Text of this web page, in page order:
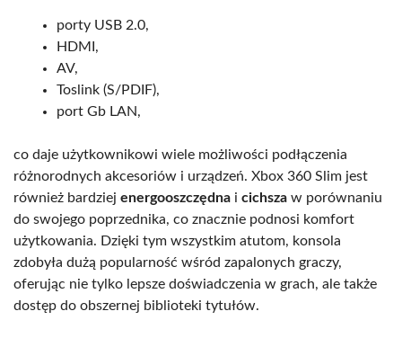
porty USB 2.0,
HDMI,
AV,
Toslink (S/PDIF),
port Gb LAN,
co daje użytkownikowi wiele możliwości podłączenia
różnorodnych akcesoriów i urządzeń. Xbox 360 Slim jest
również bardziej energooszczędna i cichsza w porównaniu
do swojego poprzednika, co znacznie podnosi komfort
użytkowania. Dzięki tym wszystkim atutom, konsola
zdobyła dużą popularność wśród zapalonych graczy,
oferując nie tylko lepsze doświadczenia w grach, ale także
dostęp do obszernej biblioteki tytułów.